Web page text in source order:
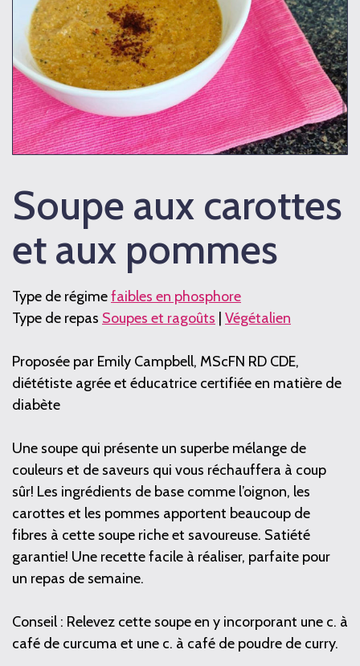
Soupe aux carottes
et aux pommes
Type de régimefaibles en phosphore
Type de repas Soupes et ragoûts Végétalien
Proposée par Emily Campbell, MScFN RD CDE,
diététiste agrée et éducatrice certifiée en matière de
diabète
Une soupe qui présente un superbe mélange de
couleurs et de saveurs qui vous réchauffera à coup
sûr! Les ingrédients de base comme l’oignon, les
carottes et les pommes apportent beaucoup de
fibres à cette soupe riche et savoureuse. Satiété
garantie! Une recette facile à réaliser, parfaite pour
un repas de semaine.
Conseil : Relevez cette soupe en y incorporant une c. à
café de curcuma et une c. à café de poudre de curry.